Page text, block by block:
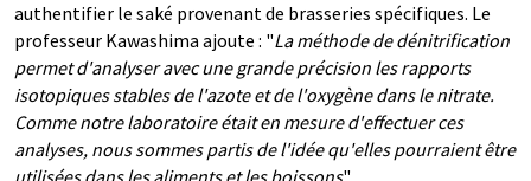
authentifier le saké provenant de brasseries spécifiques. Le
professeur Kawashima ajoute : "La méthode de dénitrification
permet d'analyser avec une grande précision les rapports
isotopiques stables de l'azote et de l'oxygène dans le nitrate.
Comme notre laboratoire était en mesure d'effectuer ces
analyses, nous sommes partis de l'idée qu'elles pourraient être
utilisées dans les aliments et les boissons".